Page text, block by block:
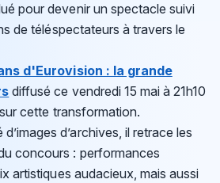
pour devenir un spectacle suivi
de téléspectateurs à travers le
d'Eurovision : la grande
diffusé ce vendredi 15 mai à 21h10
cette transformation.
d’archives, il retrace les
concours : performances
artistiques audacieux, mais aussi